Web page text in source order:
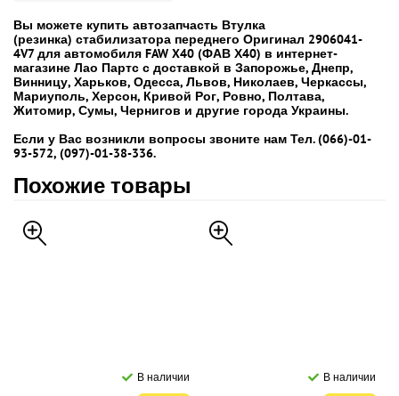
Вы можете купить автозапчасть Втулка
(резинка) стабилизатора переднего Оригинал 2906041-
4V7 для автомобиля FAW X40 (ФАВ Х40) в интернет-
магазине Лао Партс с доставкой в Запорожье, Днепр,
Винницу, Харьков, Одесса, Львов, Николаев, Черкассы,
Мариуполь, Херсон, Кривой Рог, Ровно, Полтава,
Житомир, Сумы, Чернигов и другие города Украины.
Если у Вас возникли вопросы звоните нам Тел. (066)-01-
93-572, (097)-01-38-336.
Похожие товары
В наличии В наличии